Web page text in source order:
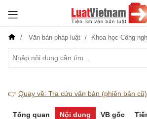
Văn bản pháp luật Khoa học-Công
👉 Quay về: Tra cứu văn bản (phiên bản cũ)
Tổng quan Nội dung VB gốc